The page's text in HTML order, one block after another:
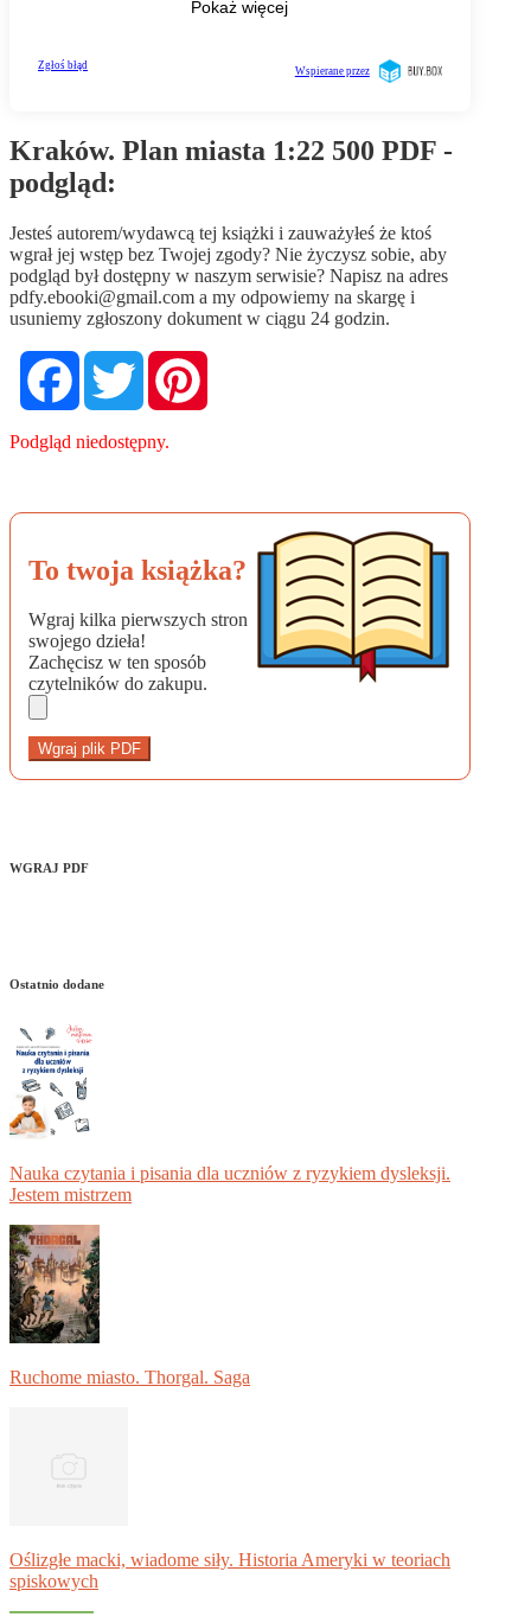
Kraków. Plan miasta 1:22 500 PDF -
podgląd:
Jesteś autorem/wydawcą tej książki i zauważyłeś że ktoś
wgrał jej wstęp bez Twojej zgody? Nie życzysz sobie, aby
podgląd był dostępny w naszym serwisie? Napisz na adres
pdfy.ebooki@gmail.com a my odpowiemy na skargę i
usuniemy zgłoszony dokument w ciągu 24 godzin.
FacebookTwitter
Podgląd niedostępny.
To twoja książka?
Wgraj kilka pierwszych stron
swojego dzieła!
Zachęcisz w ten sposób
czytelników do zakupu.
Wgraj plik PDF
WGRAJ PDF
Ostatnio dodane
Nauka czytania i pisania dla uczniów z ryzykiem dysleksji.
Jestem mistrzem
Ruchome miasto. Thorgal. Saga
Oślizgłe macki, wiadome siły. Historia Ameryki w teoriach
spiskowych